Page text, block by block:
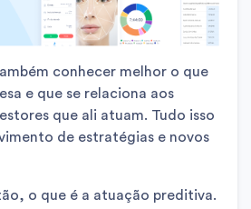
conhecer melhor o que
e que se relaciona aos
que ali atuam. Tudo isso
de estratégias e novos
o que é a atuação preditiva.